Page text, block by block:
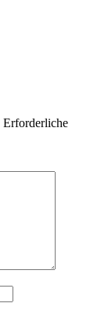
Erforderliche